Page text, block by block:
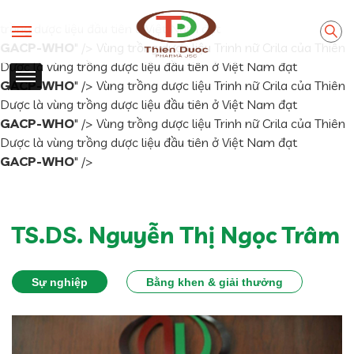
Vùng trồng dược liệu Trinh nữ Crila của Thiên Dược là vùng
trồng dược liệu đầu tiên ở Việt Nam đạt
Vùng trồng dược liệu Trinh nữ Crila của Thiên
Dược là vùng trồng dược liệu đầu tiên ở Việt Nam đạt
GACP-WHO" /> Vùng trồng dược liệu Trinh nữ Crila của Thiên
Dược là vùng trồng dược liệu đầu tiên ở Việt Nam đạt
GACP-WHO" /> Vùng trồng dược liệu Trinh nữ Crila của Thiên
Dược là vùng trồng dược liệu đầu tiên ở Việt Nam đạt
GACP-WHO" />
TS.DS. Nguyễn Thị Ngọc Trâm
Sự nghiệp Bằng khen & giải thưởng